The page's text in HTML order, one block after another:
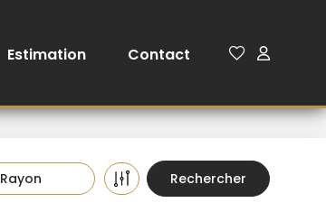
Estimation Contact
Rayon